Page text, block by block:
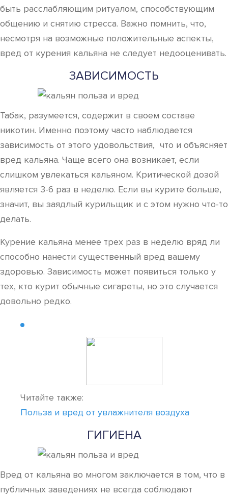
быть расслабляющим ритуалом, способствующим
общению и снятию стресса. Важно помнить, что,
несмотря на возможные положительные аспекты,
вред от курения кальяна не следует недооценивать.
ЗАВИСИМОСТЬ
Табак, разумеется, содержит в своем составе
никотин. Именно поэтому часто наблюдается
зависимость от этого удовольствия, что и объясняет
вред кальяна. Чаще всего она возникает, если
слишком увлекаться кальяном. Критической дозой
является 3-6 раз в неделю. Если вы курите больше,
значит, вы заядлый курильщик и с этом нужно что-то
делать.
Курение кальяна менее трех раз в неделю вряд ли
способно нанести существенный вред вашему
здоровью. Зависимость может появиться только у
тех, кто курит обычные сигареты, но это случается
довольно редко.
Читайте также:
Польза и вред от увлажнителя воздуха
ГИГИЕНА
Вред от кальяна во многом заключается в том, что в
публичных заведениях не всегда соблюдают